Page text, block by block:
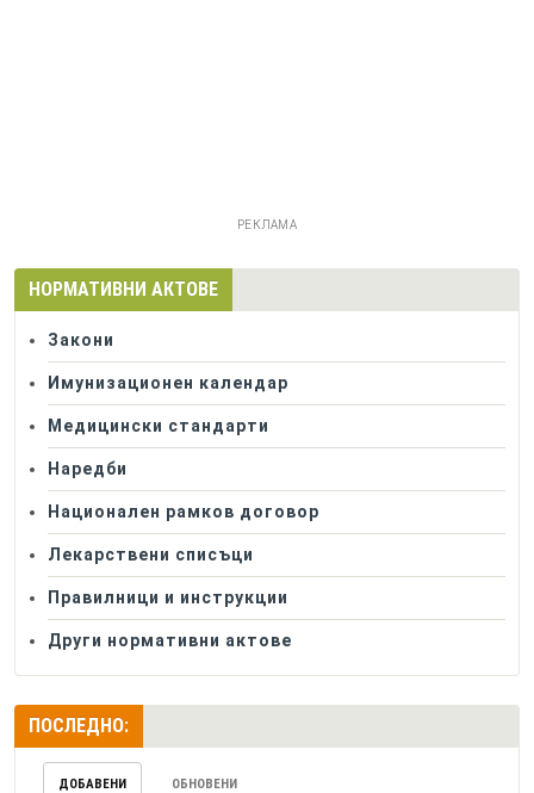
РЕКЛАМА
НОРМАТИВНИ АКТОВЕ
Закони
Имунизационен календар
Медицински стандарти
Наредби
Национален рамков договор
Лекарствени списъци
Правилници и инструкции
Други нормативни актове
ПОСЛЕДНО:
ДОБАВЕНИ ОБНОВЕНИ